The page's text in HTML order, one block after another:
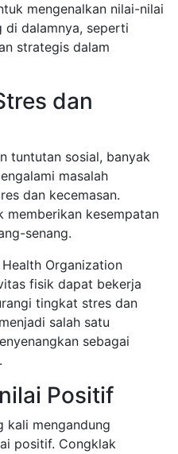
mengenalkan nilai-nilai
di dalamnya, seperti
strategis dalam
dan
tuntutan sosial, banyak
masalah
dan kecemasan.
memberikan kesempatan
senang.
Organization
fisik dapat bekerja
tingkat stres dan
salah satu
sebagai
Positif
kali mengandung
positif. Congklak